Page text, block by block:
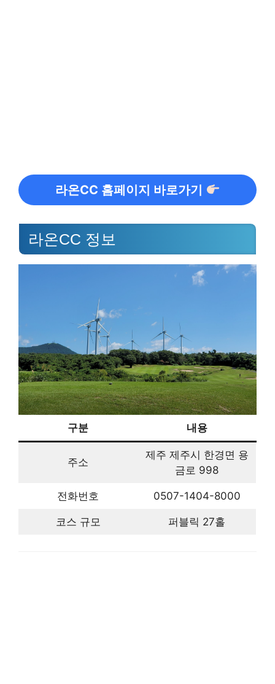
라온CC 홈페이지 바로가기
라온CC 정보
구분 내용
주소
제주 제주시 한경면 용
금로 998
전화번호 0507-1404-8000
코스 규모 퍼블릭 27홀